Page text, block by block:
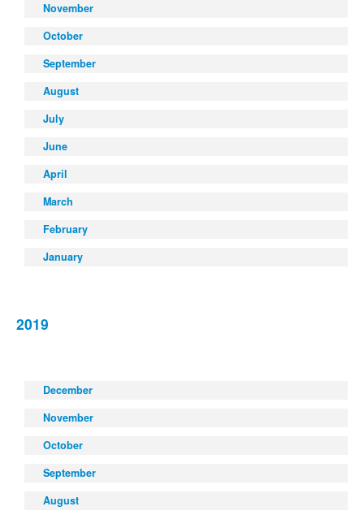
November
October
September
August
July
June
April
March
February
January
2019
December
November
October
September
August